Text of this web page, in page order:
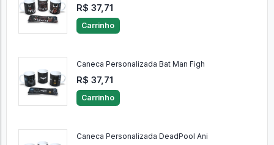
R$ 37,71
Carrinho
Caneca Personalizada Bat Man Figh
R$ 37,71
Carrinho
Caneca Personalizada DeadPool Ani